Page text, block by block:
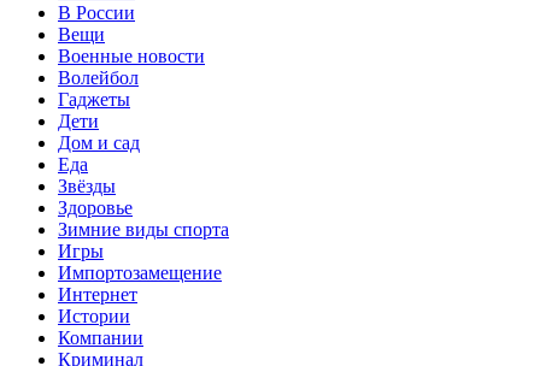
В России
Вещи
Военные новости
Волейбол
Гаджеты
Дети
Дом и сад
Еда
Звёзды
Здоровье
Зимние виды спорта
Игры
Импортозамещение
Интернет
Истории
Компании
Криминал